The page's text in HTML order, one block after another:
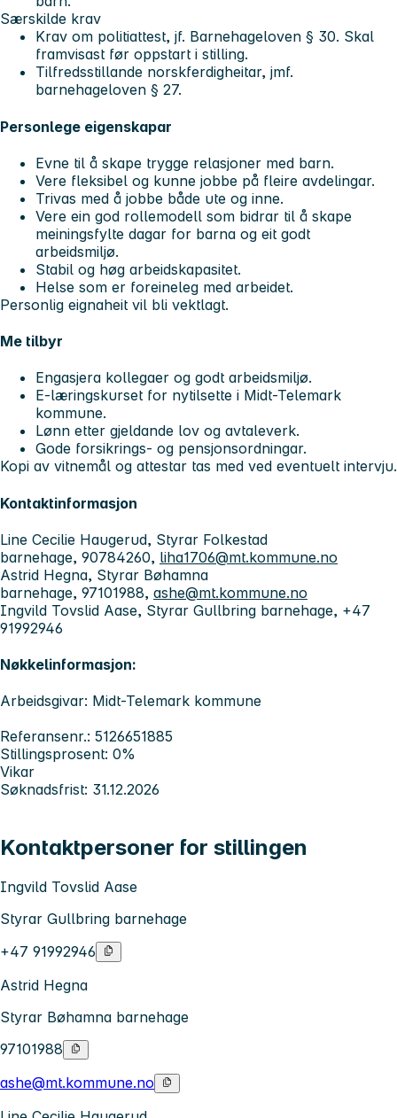
Særskilde krav
Krav om politiattest, jf. Barnehageloven § 30. Skal
framvisast før oppstart i stilling.
Tilfredsstillande norskferdigheitar, jmf.
barnehageloven § 27.
Personlege eigenskapar
Evne til å skape trygge relasjoner med barn.
Vere fleksibel og kunne jobbe på fleire avdelingar.
Trivas med å jobbe både ute og inne.
Vere ein god rollemodell som bidrar til å skape
meiningsfylte dagar for barna og eit godt
arbeidsmiljø.
Stabil og høg arbeidskapasitet.
Helse som er foreineleg med arbeidet.
Personlig eignaheit vil bli vektlagt.
Me tilbyr
Engasjera kollegaer og godt arbeidsmiljø.
E-læringskurset for nytilsette i Midt-Telemark
kommune.
Lønn etter gjeldande lov og avtaleverk.
Gode forsikrings- og pensjonsordningar.
Kopi av vitnemål og attestar tas med ved eventuelt intervju.
Kontaktinformasjon
Line Cecilie Haugerud, Styrar Folkestad
barnehage, 90784260, liha1706@mt.kommune.no
Astrid Hegna, Styrar Bøhamna
barnehage, 97101988, ashe@mt.kommune.no
Ingvild Tovslid Aase, Styrar Gullbring barnehage, +47
91992946
Nøkkelinformasjon:
Arbeidsgivar: Midt-Telemark kommune
Referansenr.: 5126651885
Stillingsprosent: 0%
Vikar
Søknadsfrist: 31.12.2026
Kontaktpersoner for stillingen
Ingvild Tovslid Aase
Styrar Gullbring barnehage
+47 91992946
Astrid Hegna
Styrar Bøhamna barnehage
97101988
ashe@mt.kommune.no